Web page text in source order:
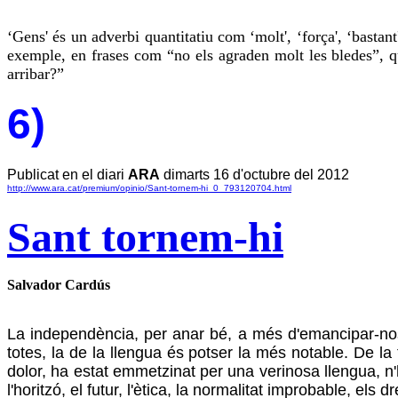
‘Gens' és un adverbi quantitatiu com ‘molt', ‘força',
exemple, en frases com “no els agraden molt les
arribar?”
6)
Publicat en el diari ARA dimarts 16 d'octubre del 2012
http://www.ara.cat/premium/opinio/Sant-tornem-hi_0_793120704.html
Sant tornem-hi
Salvador Cardús
La independència, per anar bé, a més d'emancipar-
totes, la de la llengua és potser la més notable. De
dolor, ha estat emmetzinat per una verinosa llengua,
l'horitzó, el futur, l'ètica, la normalitat improbable, els